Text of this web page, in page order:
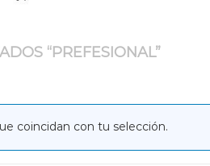
“PREFESIONAL”
coincidan con tu selección.